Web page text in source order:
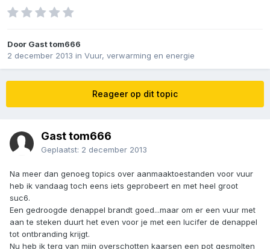
Door Gast tom666
2 december 2013 in Vuur, verwarming en energie
Reageer op dit topic
Gast tom666
Geplaatst: 2 december 2013
Na meer dan genoeg topics over aanmaaktoestanden voor vuur
heb ik vandaag toch eens iets geprobeert en met heel groot
suc6.
Een gedroogde denappel brandt goed...maar om er een vuur met
aan te steken duurt het even voor je met een lucifer de denappel
tot ontbranding krijgt.
Nu heb ik terg van mijn overschotten kaarsen een pot gesmolten